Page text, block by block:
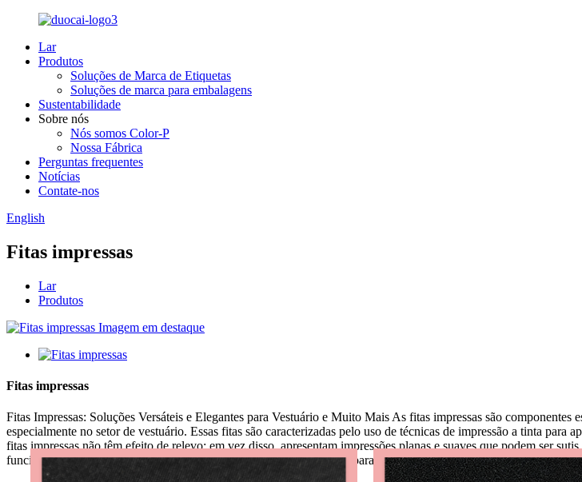
Lar
Produtos
Soluções de Marca de Etiquetas
Soluções de marca para embalagens
Sustentabilidade
Sobre nós
Nós somos Color-P
Nossa Fábrica
Perguntas frequentes
Notícias
Contate-nos
English
Fitas impressas
Lar
Produtos
Fitas impressas
Fitas Impressas: Soluções Versáteis e Elegantes para Vestuário e Muito Mais As fitas impressas são
especialmente no setor de vestuário. Essas fitas são caracterizadas pelo uso de técnicas de impressão a tinta
fitas impressas não têm efeito de relevo; em vez disso, apresentam impressões planas e suaves que podem ser
funcionalidade com apelo estético, tornando-as uma escolha popular para designers e fabricantes.